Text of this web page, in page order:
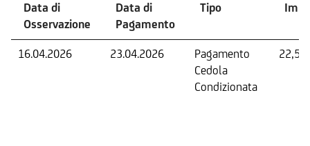
Data di
Osservazione
Data di
Pagamento
Tipo
16.04.2026 23.04.2026
Pagamento
Cedola
Condizionata
22,50